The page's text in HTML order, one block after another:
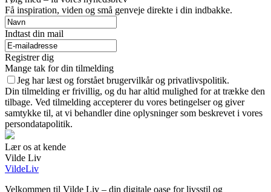
Få inspiration, viden og små genveje direkte i din indbakke.
Indtast din mail
Registrer dig
Mange tak for din tilmelding
Jeg har læst og forstået brugervilkår og privatlivspolitik.
Din tilmelding er frivillig, og du har altid mulighed for at trække den
tilbage. Ved tilmelding accepterer du vores betingelser og giver
samtykke til, at vi behandler dine oplysninger som beskrevet i vores
persondatapolitik.
Lær os at kende
Vilde Liv
VildeLiv
Velkommen til Vilde Liv – din digitale oase for livsstil og